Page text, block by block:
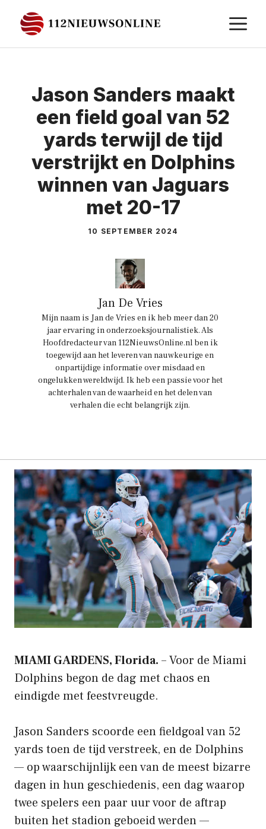
naar
de
Jason Sanders maakt
een field goal van 52
yards terwijl de tijd
verstrijkt en Dolphins
winnen van Jaguars
met 20-17
10 SEPTEMBER 2024
Jan De Vries
Mijn naam is Jan de Vries en ik heb meer dan 20
jaar ervaring in onderzoeksjournalistiek. Als
Hoofdredacteur van 112NieuwsOnline.nl ben ik
toegewijd aan het leveren van nauwkeurige en
onpartijdige informatie over misdaad en
ongelukken wereldwijd. Ik heb een passie voor het
achterhalen van de waarheid en het delen van
verhalen die echt belangrijk zijn.
MIAMI GARDENS, Florida. – Voor de Miami
Dolphins begon de dag met chaos en
eindigde met feestvreugde.
Jason Sanders scoorde een fieldgoal van 52
yards toen de tijd verstreek, en de Dolphins
— op waarschijnlijk een van de meest bizarre
dagen in hun geschiedenis, een dag waarop
twee spelers een paar uur voor de aftrap
buiten het stadion geboeid werden —